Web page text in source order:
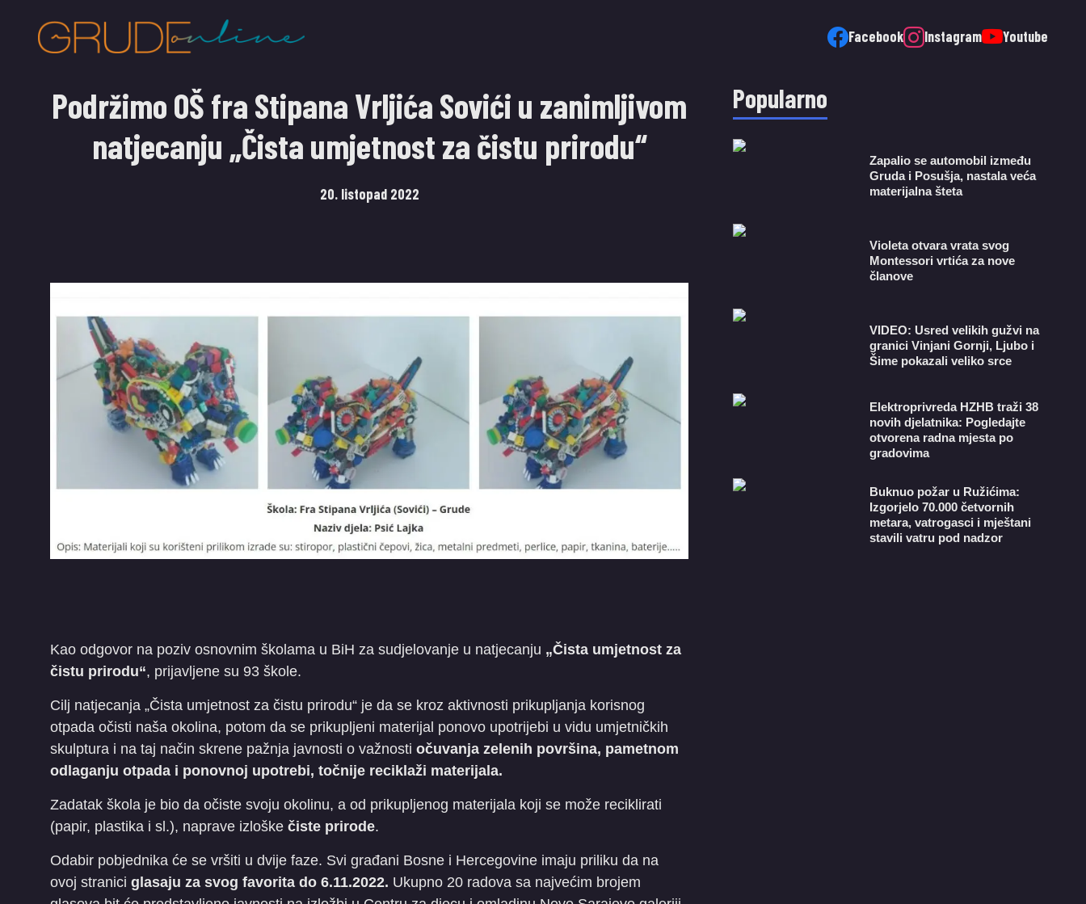
Facebook Instagram Youtube
Podržimo OŠ fra Stipana Vrljića Sovići u zanimljivom
natjecanju „Čista umjetnost za čistu prirodu“
20. listopad 2022
Kao odgovor na poziv osnovnim školama u BiH za sudjelovanje u natjecanju „Čista umjetnost za
čistu prirodu“, prijavljene su 93 škole.
Cilj natjecanja „Čista umjetnost za čistu prirodu“ je da se kroz aktivnosti prikupljanja korisnog
otpada očisti naša okolina, potom da se prikupljeni materijal ponovo upotrijebi u vidu umjetničkih
skulptura i na taj način skrene pažnja javnosti o važnosti očuvanja zelenih površina, pametnom
odlaganju otpada i ponovnoj upotrebi, točnije reciklaži materijala.
Zadatak škola je bio da očiste svoju okolinu, a od prikupljenog materijala koji se može reciklirati
(papir, plastika i sl.), naprave izloške čiste prirode.
Odabir pobjednika će se vršiti u dvije faze. Svi građani Bosne i Hercegovine imaju priliku da na
ovoj stranici glasaju za svog favorita do 6.11.2022. Ukupno 20 radova sa najvećim brojem
Popularno
Zapalio se automobil između
Gruda i Posušja, nastala veća
materijalna šteta
Violeta otvara vrata svog
Montessori vrtića za nove
članove
VIDEO: Usred velikih gužvi na
granici Vinjani Gornji, Ljubo i
Šime pokazali veliko srce
​Elektroprivreda HZHB traži 38
novih djelatnika: Pogledajte
otvorena radna mjesta po
gradovima
Buknuo požar u Ružićima:
Izgorjelo 70.000 četvornih
metara, vatrogasci i mještani
stavili vatru pod nadzor